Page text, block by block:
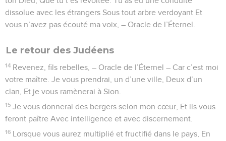
dissolue avec les étrangers Sous tout arbre verdoyant Et
vous n’avez pas écouté ma voix, – Oracle de l’Éternel.
Le retour des Judéens
14 Revenez, fils rebelles, – Oracle de l’Éternel – Car c’est moi
votre maître. Je vous prendrai, un d’une ville, Deux d’un
clan, Et je vous ramènerai à Sion.
15 Je vous donnerai des bergers selon mon cœur, Et ils vous
feront paître Avec intelligence et avec discernement.
16 Lorsque vous aurez multiplié et fructifié dans le pays, En